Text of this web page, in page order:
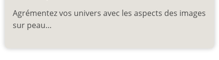
Agrémentez vos univers avec les aspects des images
sur peau…